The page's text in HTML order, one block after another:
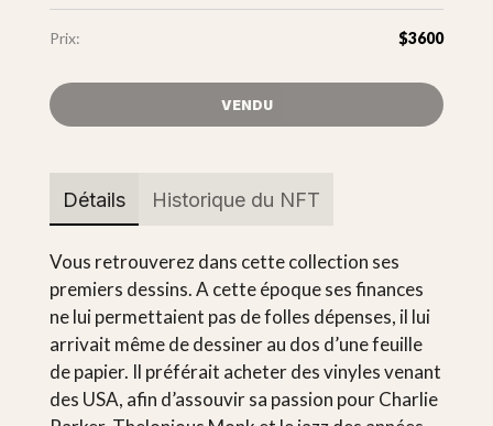
Prix: $3600
VENDU
Détails Historique du NFT
Vous retrouverez dans cette collection ses
premiers dessins. A cette époque ses finances
ne lui permettaient pas de folles dépenses, il lui
arrivait même de dessiner au dos d’une feuille
de papier. Il préférait acheter des vinyles venant
des USA, afin d’assouvir sa passion pour Charlie